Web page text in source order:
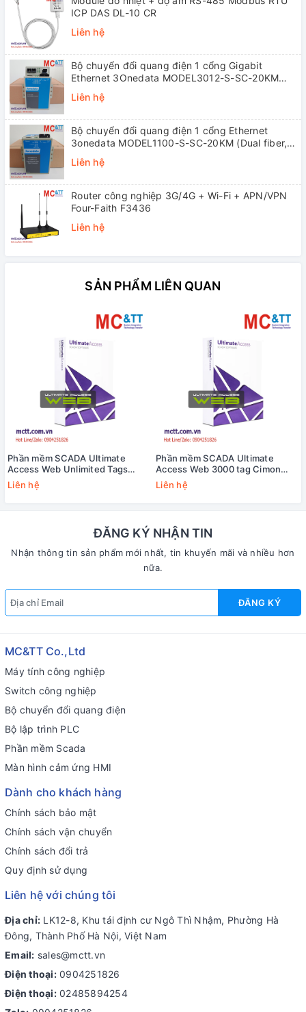
ICP DAS DL-10 CR
Liên hệ
Bộ chuyển đổi quang điện 1 cổng Gigabit
Ethernet 3Onedata MODEL3012-S-SC-20KM
Liên hệ
Bộ chuyển đổi quang điện 1 cổng Ethernet
3onedata MODEL1100-S-SC-20KM (Dual fiber,
Liên hệ
Router công nghiệp 3G/4G + Wi-Fi + APN/VPN
Four-Faith F3436
Liên hệ
SẢN PHẨM LIÊN QUAN
Phần mềm SCADA Ultimate
Access Web Unlimited Tags
Cimon UA02-FULL/DS
Liên hệ
Phần mềm SCADA Ultimate
Access Web 3000 tag Cimon
UA02-3000/DS
Liên hệ
ĐĂNG KÝ NHẬN TIN
Nhận thông tin sản phẩm mới nhất, tin khuyến mãi và nhiều hơn
nữa.
ĐĂNG KÝ
MC&TT Co.,Ltd
Máy tính công nghiệp
Switch công nghiệp
Bộ chuyển đổi quang điện
Bộ lập trình PLC
Phần mềm Scada
Màn hình cảm ứng HMI
Dành cho khách hàng
Chính sách bảo mật
Chính sách vận chuyển
Chính sách đổi trả
Quy định sử dụng
Liên hệ với chúng tôi
Địa chỉ: LK12-8, Khu tái định cư Ngô Thì Nhậm, Phường Hà
Đông, Thành Phố Hà Nội, Việt Nam
Email: sales@mctt.vn
Điện thoại: 0904251826
Điện thoại: 02485894254